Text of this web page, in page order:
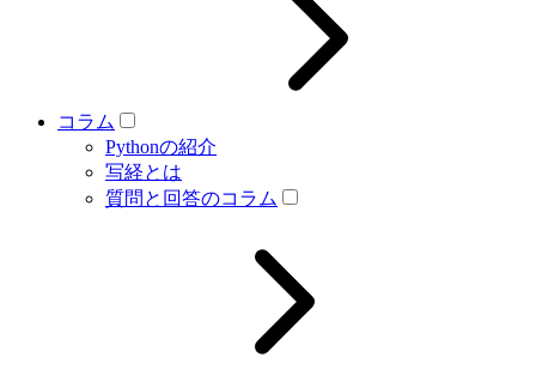
コラム
Pythonの紹介
写経とは
質問と回答のコラム